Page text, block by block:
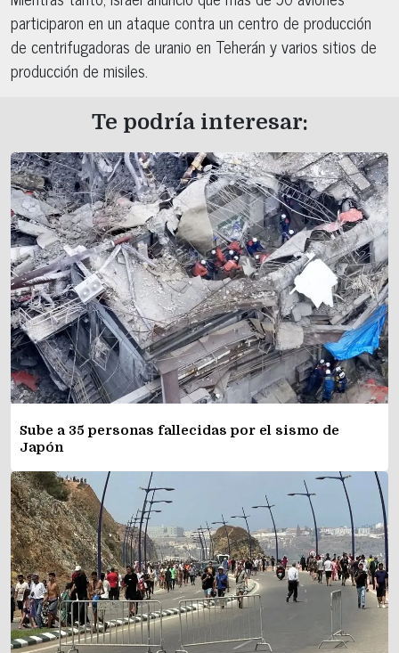
participaron en un ataque contra un centro de producción
de centrifugadoras de uranio en Teherán y varios sitios de
producción de misiles.
Te podría interesar:
Sube a 35 personas fallecidas por el sismo de
Japón